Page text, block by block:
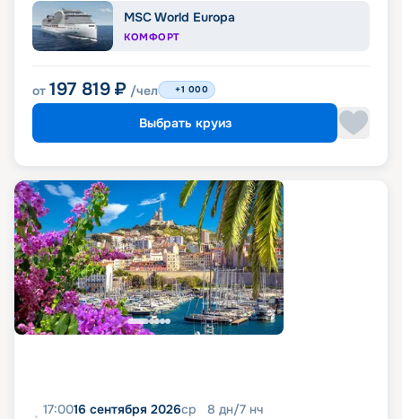
MSC World Europa
КОМФОРТ
от 197 819 ₽ /чел +1 000
Выбрать круиз
17:0016 сентября 2026ср 8 дн/7 нч